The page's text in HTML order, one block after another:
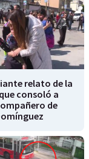
relato de la
consoló a
de